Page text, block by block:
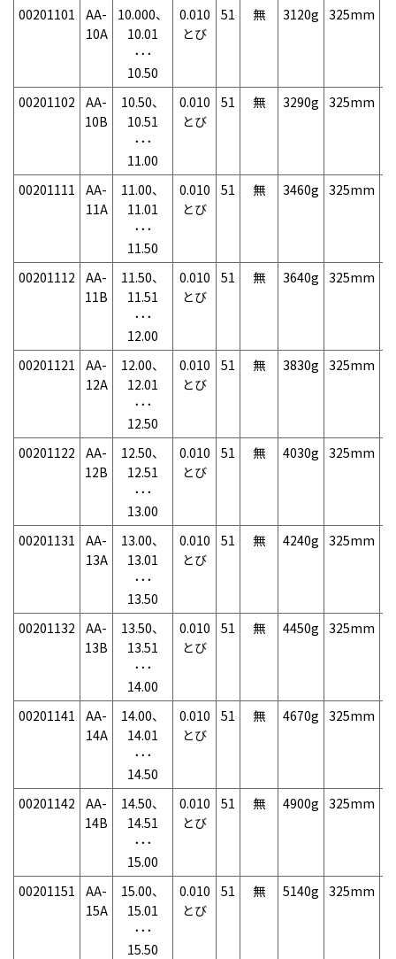
00201101
AA-
10A
10.000、
10.01
･･･
10.50
0.010
とび
51 無 3120g 325mm
00201102
AA-
10B
10.50、
10.51
･･･
11.00
0.010
とび
51 無 3290g 325mm
00201111
AA-
11A
11.00、
11.01
･･･
11.50
0.010
とび
51 無 3460g 325mm
00201112
AA-
11B
11.50、
11.51
･･･
12.00
0.010
とび
51 無 3640g 325mm
00201121
AA-
12A
12.00、
12.01
･･･
12.50
0.010
とび
51 無 3830g 325mm
00201122
AA-
12B
12.50、
12.51
･･･
13.00
0.010
とび
51 無 4030g 325mm
00201131
AA-
13A
13.00、
13.01
･･･
13.50
0.010
とび
51 無 4240g 325mm
00201132
AA-
13B
13.50、
13.51
･･･
14.00
0.010
とび
51 無 4450g 325mm
00201141
AA-
14A
14.00、
14.01
･･･
14.50
0.010
とび
51 無 4670g 325mm
00201142
AA-
14B
14.50、
14.51
･･･
15.00
0.010
とび
51 無 4900g 325mm
00201151
AA-
15A
15.00、
15.01
･･･
15.50
0.010
とび
51 無 5140g 325mm